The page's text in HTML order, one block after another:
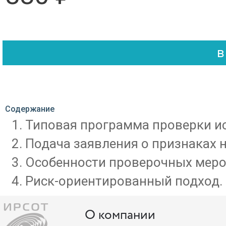
Содержание
Типовая программа проверки
Подача заявления о
Особенности проверочных
Риск-ориентированный подход.
О компании